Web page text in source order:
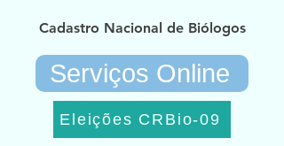
Cadastro Nacional de Biólogos
Serviços Online
Eleições CRBio-09